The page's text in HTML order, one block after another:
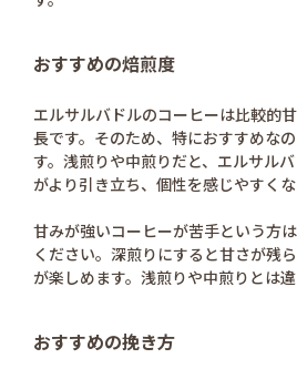
おすすめの焙煎度
エルサルバドルのコーヒーは比較的
長です。そのため、特におすすめな
す。浅煎りや中煎りだと、エルサル
がより引き立ち、個性を感じやすくな
甘みが強いコーヒーが苦手という方
ください。深煎りにすると甘さが残
が楽しめます。浅煎りや中煎りとは違
おすすめの挽き方